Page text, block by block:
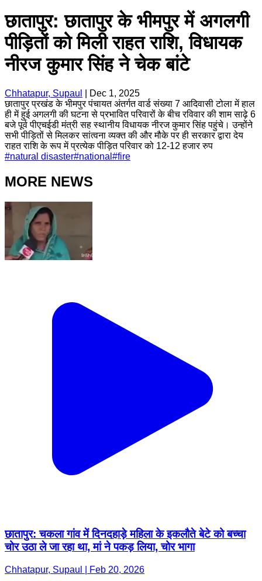
छातापुर: छातापुर के भीमपुर में अगलगी
पीड़ितों को मिली राहत राशि, विधायक
नीरज कुमार सिंह ने चेक बांटे
Chhatapur, Supaul
Dec 1, 2025
छातापुर प्रखंड के भीमपुर पंचायत अंतर्गत वार्ड संख्या 7 आदिवासी टोला में हाल
ही में हुई अगलगी की घटना से प्रभावित परिवारों के बीच रविवार की शाम साढ़े 6
बजे पूर्व पीएचईडी मंत्री सह स्थानीय विधायक नीरज कुमार सिंह पहुंचे। उन्होंने
सभी पीड़ितों से मिलकर सांत्वना व्यक्त की और मौके पर ही सरकार द्वारा देय
राहत राशि के रूप में प्रत्येक पीड़ित परिवार को 12-12 हजार रुप
#natural disaster#national #fire
MORE NEWS
छातापुर: चकला गांव में दिनदहाड़े महिला के इकलौते बेटे को बच्चा
चोर उठा ले जा रहा था, मां ने पकड़ लिया, चोर भागा
Chhatapur, Supaul | Feb 20, 2026